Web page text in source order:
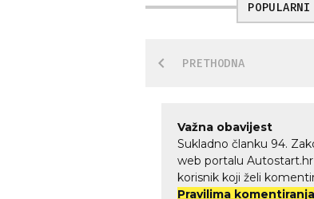
POPULARNI
PRETHODNA
Važna obavijest
Sukladno članku 94.
web portalu
korisnik koji želi
Pravilima komentiranja